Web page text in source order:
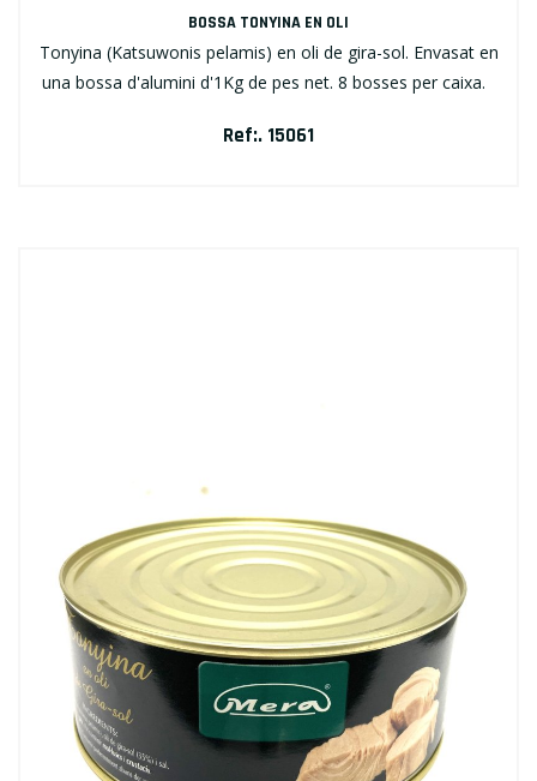
BOSSA TONYINA EN OLI
Tonyina (Katsuwonis pelamis) en oli de gira-sol. Envasat en
una bossa d'alumini d'1Kg de pes net. 8 bosses per caixa.
Ref:. 15061